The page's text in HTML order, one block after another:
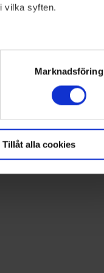
vilka syften.
meter
Marknadsföring
Tillåt alla cookies